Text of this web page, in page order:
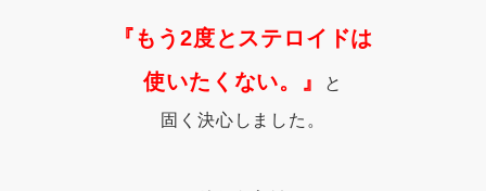
『もう2度とステロイドは
使いたくない。』
と
固く決心しました。